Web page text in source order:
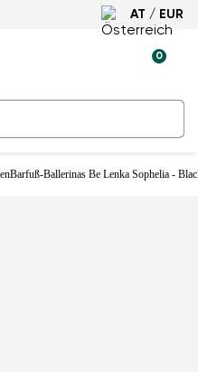
AT / EUR
0
Barfuß-Ballerinas Be Lenka Sophelia -